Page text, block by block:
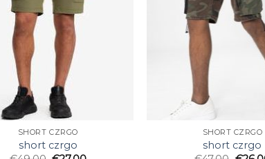
SHORT CZRGO
short czrgo
SHORT CZRGO
short czrgo